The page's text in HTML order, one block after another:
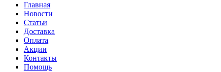
Главная
Новости
Статьи
Доставка
Оплата
Акции
Контакты
Помощь